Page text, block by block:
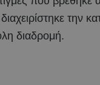
την
διαδρομή.